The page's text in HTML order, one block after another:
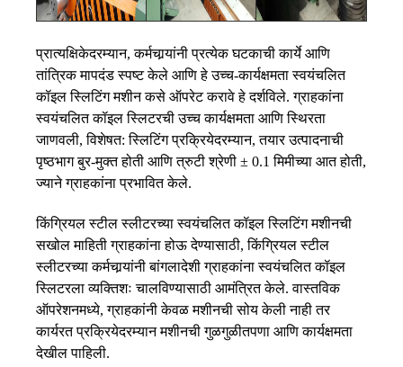
प्रात्यक्षिकेदरम्यान, कर्मचार्‍यांनी प्रत्येक घटकाची कार्ये आणि
तांत्रिक मापदंड स्पष्ट केले आणि हे उच्च-कार्यक्षमता स्वयंचलित
कॉइल स्लिटिंग मशीन कसे ऑपरेट करावे हे दर्शविले. ग्राहकांना
स्वयंचलित कॉइल स्लिटरची उच्च कार्यक्षमता आणि स्थिरता
जाणवली, विशेषत: स्लिटिंग प्रक्रियेदरम्यान, तयार उत्पादनाची
पृष्ठभाग बुर-मुक्त होती आणि त्रुटी श्रेणी ± 0.1 मिमीच्या आत होती,
ज्याने ग्राहकांना प्रभावित केले.
किंग्रियल स्टील स्लीटरच्या स्वयंचलित कॉइल स्लिटिंग मशीनची
सखोल माहिती ग्राहकांना होऊ देण्यासाठी, किंग्रियल स्टील
स्लीटरच्या कर्मचार्‍यांनी बांगलादेशी ग्राहकांना स्वयंचलित कॉइल
स्लिटरला व्यक्तिशः चालविण्यासाठी आमंत्रित केले. वास्तविक
ऑपरेशनमध्ये, ग्राहकांनी केवळ मशीनची सोय केली नाही तर
कार्यरत प्रक्रियेदरम्यान मशीनची गुळगुळीतपणा आणि कार्यक्षमता
देखील पाहिली.